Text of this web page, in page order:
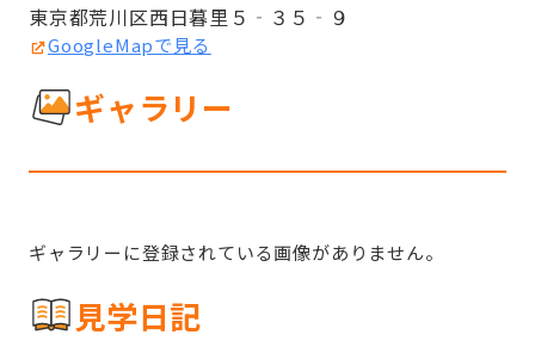
東京都荒川区西日暮里５‐３５‐９
GoogleMapで見る
ギャラリー
ギャラリーに登録されている画像がありません。
見学日記